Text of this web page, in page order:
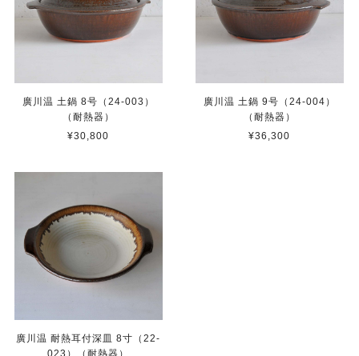
廣川温 土鍋 8号（24-003）
（耐熱器）
¥30,800
廣川温 土鍋 9号（24-004）
（耐熱器）
¥36,300
廣川温 耐熱耳付深皿 8寸（22-
023）（耐熱器）